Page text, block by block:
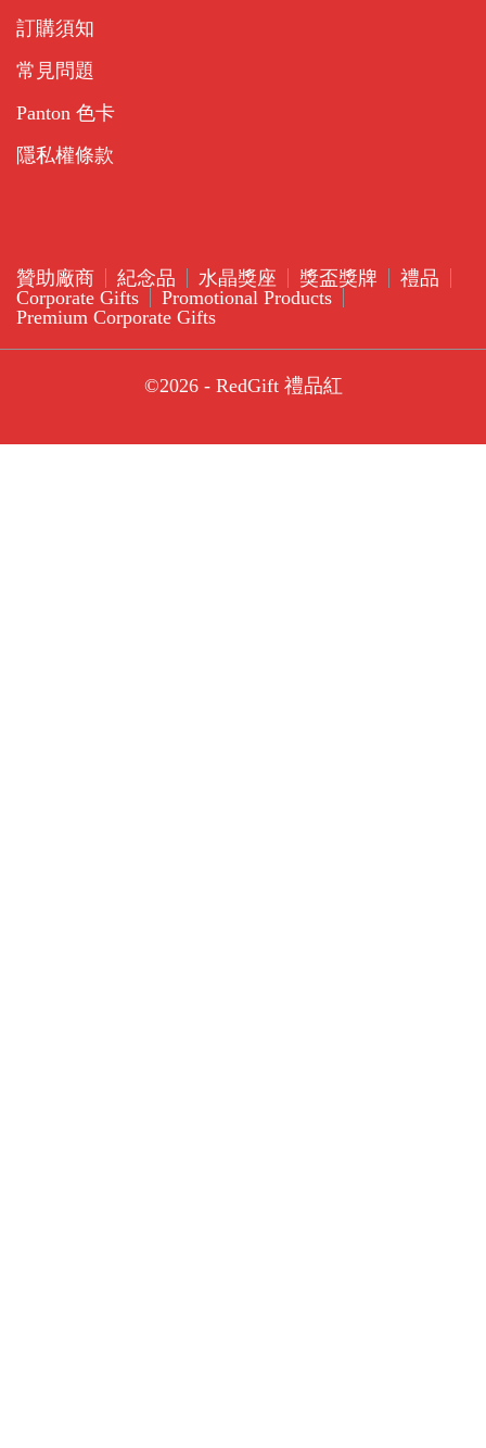
訂購須知
常見問題
Panton 色卡
隱私權條款
贊助廠商 紀念品 水晶獎座 獎盃獎牌
禮品
Corporate Gifts
Promotional Products
Premium Corporate Gifts
©2026 - RedGift 禮品紅